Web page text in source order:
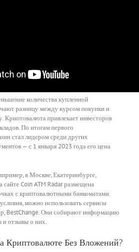
количества купленной
разницу между курсом покупки и
Криптовалюта привлекает инвесторов
По итогам первого
стал лидером среди других
— с 1 января 2023 года его цена
в Москве, Екатеринбурге,
Coin ATM Radar размещена
с криптовалютными банкоматами.
можно использовать сервисы
BestChange. Они собирают информацию
и отзывы о них.
Криптовалюте Без Вложений?